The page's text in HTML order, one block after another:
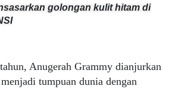
golongan kulit hitam di
Anugerah Grammy dianjurkan
tumpuan dunia dengan